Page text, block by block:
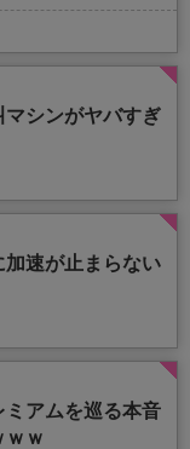
マシンがヤバすぎ
加速が止まらない
ミアムを巡る本音
ｗｗ